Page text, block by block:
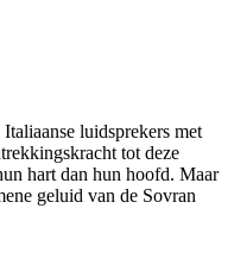
luidsprekers met
tot deze
hart dan hun hoofd. Maar
geluid van de Sovran